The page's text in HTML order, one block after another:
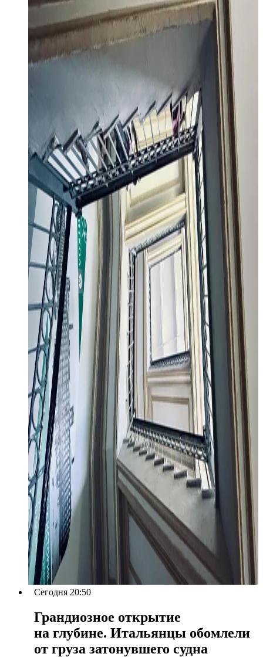
Сегодня 20:50
Грандиозное открытие
на глубине. Итальянцы обомлели
от груза затонувшего судна